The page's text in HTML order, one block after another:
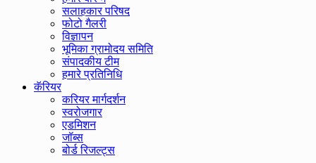
सलाहकार परिषद
फोटो गैलरी
विज्ञापन
भूमिका ग्रामोदय समिति
संपादकीय टीम
हमारे प्रतिनिधि
कॅरियर
करियर मार्गदर्शन
स्वरोजगार
एडमिशन
जॉब्स
बोर्ड रिजल्ट्स